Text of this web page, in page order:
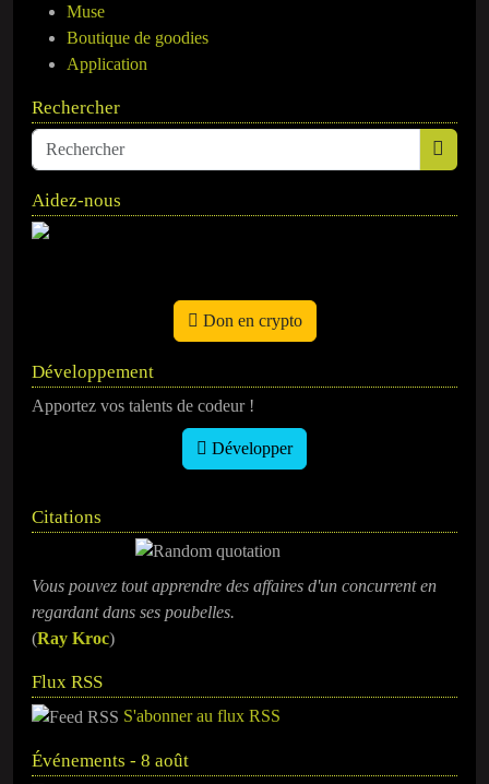
Muse
Boutique de goodies
Application
Rechercher
Aidez-nous
Don en crypto
Développement
Apportez vos talents de codeur !
Développer
Citations
Vous pouvez tout apprendre des affaires d'un concurrent en
regardant dans ses poubelles.
(Ray Kroc)
Flux RSS
S'abonner au flux RSS
Événements - 8 août